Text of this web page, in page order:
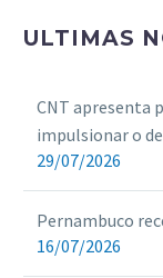
ULTIMAS
CNT apresenta
impulsionar o
29/07/2026
Pernambuco
16/07/2026